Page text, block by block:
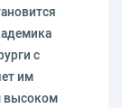
с
им
высоком